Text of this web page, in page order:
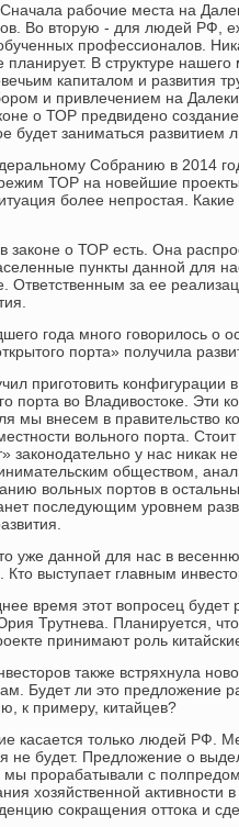
рабочие места на
Во вторую - для людей РФ,
профессионалов.
планирует. В структуре
капиталом и развития
и привлечением на
о ТОР предвидено
будет заниматься развитием
Собранию в 2014
ТОР на новейшие
более непростая.
законе о ТОР есть. Она
пункты данной для
Ответственным за ее
года много говорилось о
порта» получила
приготовить
порта во Владивостоке. Эти
мы внесем в правительство
вольного порта.
законодательно у нас никак
обществом,
вольных портов в
последующим уровнем
уже данной для нас в
выступает главным
время этот вопросец
Трутнева. Планируется,
принимают роль
также встряхнула
Будет ли это предложение
к примеру, китайцев?
касается только людей РФ.
не будет. Предложение о
мы прорабатывали с
хозяйственной активности
сокращения оттока и